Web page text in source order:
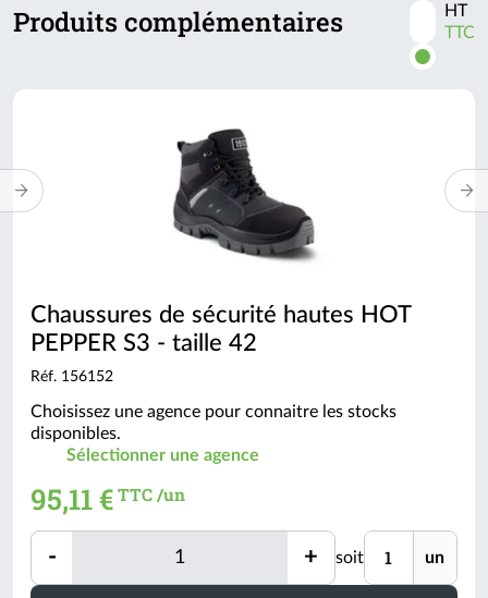
Produits complémentaires
Activer
les
HT
TTC
Chaussures de sécurité hautes HOT
PEPPER S3 - taille 42
Réf. 156152
Choisissez une agence pour connaitre les stocks
disponibles.
Sélectionner une agence
95,11 € TTC /un
- Quantité + soit Unité un